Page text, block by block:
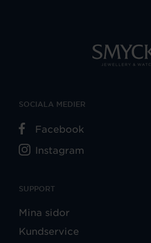
SUPPORT
Mina sidor
Kundservice
SOCIALA MEDIER
Facebook
Instagram